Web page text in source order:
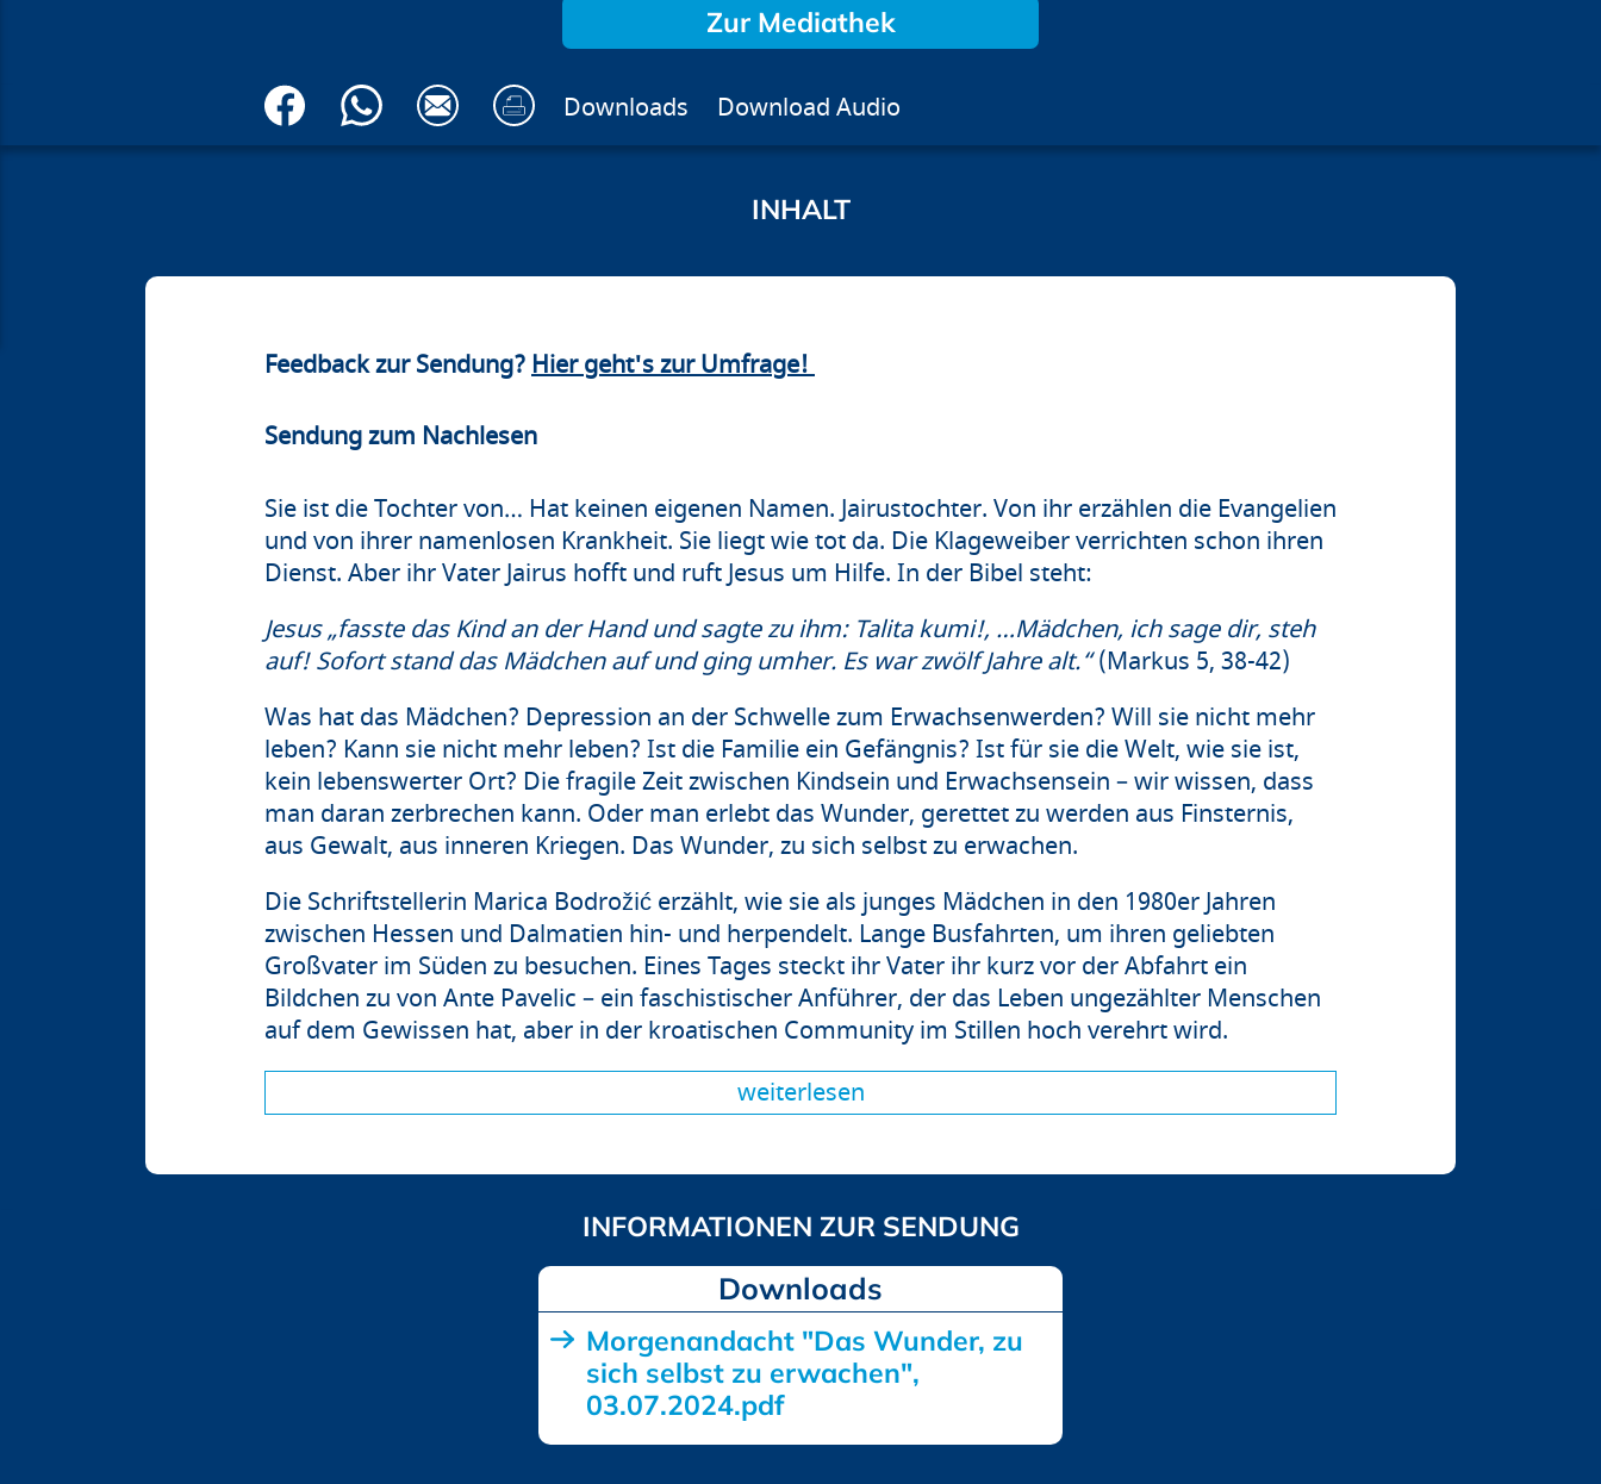
Zur Mediathek
Downloads Download Audio
Feedback zur Sendung?Hier geht's zur Umfrage!
Sendung zum Nachlesen
Sie ist die Tochter von… Hat keinen eigenen Namen. Jairustochter. Von ihr erzählen die Evangelien
und von ihrer namenlosen Krankheit. Sie liegt wie tot da. Die Klageweiber verrichten schon ihren
Dienst. Aber ihr Vater Jairus hofft und ruft Jesus um Hilfe. In der Bibel steht:
Jesus „fasste das Kind an der Hand und sagte zu ihm: Talita kumi!, …Mädchen, ich sage dir, steh
auf! Sofort stand das Mädchen auf und ging umher. Es war zwölf Jahre alt.“(Markus 5, 38-42)
Was hat das Mädchen? Depression an der Schwelle zum Erwachsenwerden? Will sie nicht mehr
leben? Kann sie nicht mehr leben? Ist die Familie ein Gefängnis? Ist für sie die Welt, wie sie ist,
kein lebenswerter Ort? Die fragile Zeit zwischen Kindsein und Erwachsensein – wir wissen, dass
man daran zerbrechen kann. Oder man erlebt das Wunder, gerettet zu werden aus Finsternis,
aus Gewalt, aus inneren Kriegen. Das Wunder, zu sich selbst zu erwachen.
Die Schriftstellerin Marica Bodrožić erzählt, wie sie als junges Mädchen in den 1980er Jahren
zwischen Hessen und Dalmatien hin- und herpendelt. Lange Busfahrten, um ihren geliebten
Großvater im Süden zu besuchen. Eines Tages steckt ihr Vater ihr kurz vor der Abfahrt ein
Bildchen zu von Ante Pavelic – ein faschistischer Anführer, der das Leben ungezählter Menschen
auf dem Gewissen hat, aber in der kroatischen Community im Stillen hoch verehrt wird.
weiterlesen
Downloads
Morgenandacht "Das Wunder, zu
sich selbst zu erwachen",
03.07.2024.pdf